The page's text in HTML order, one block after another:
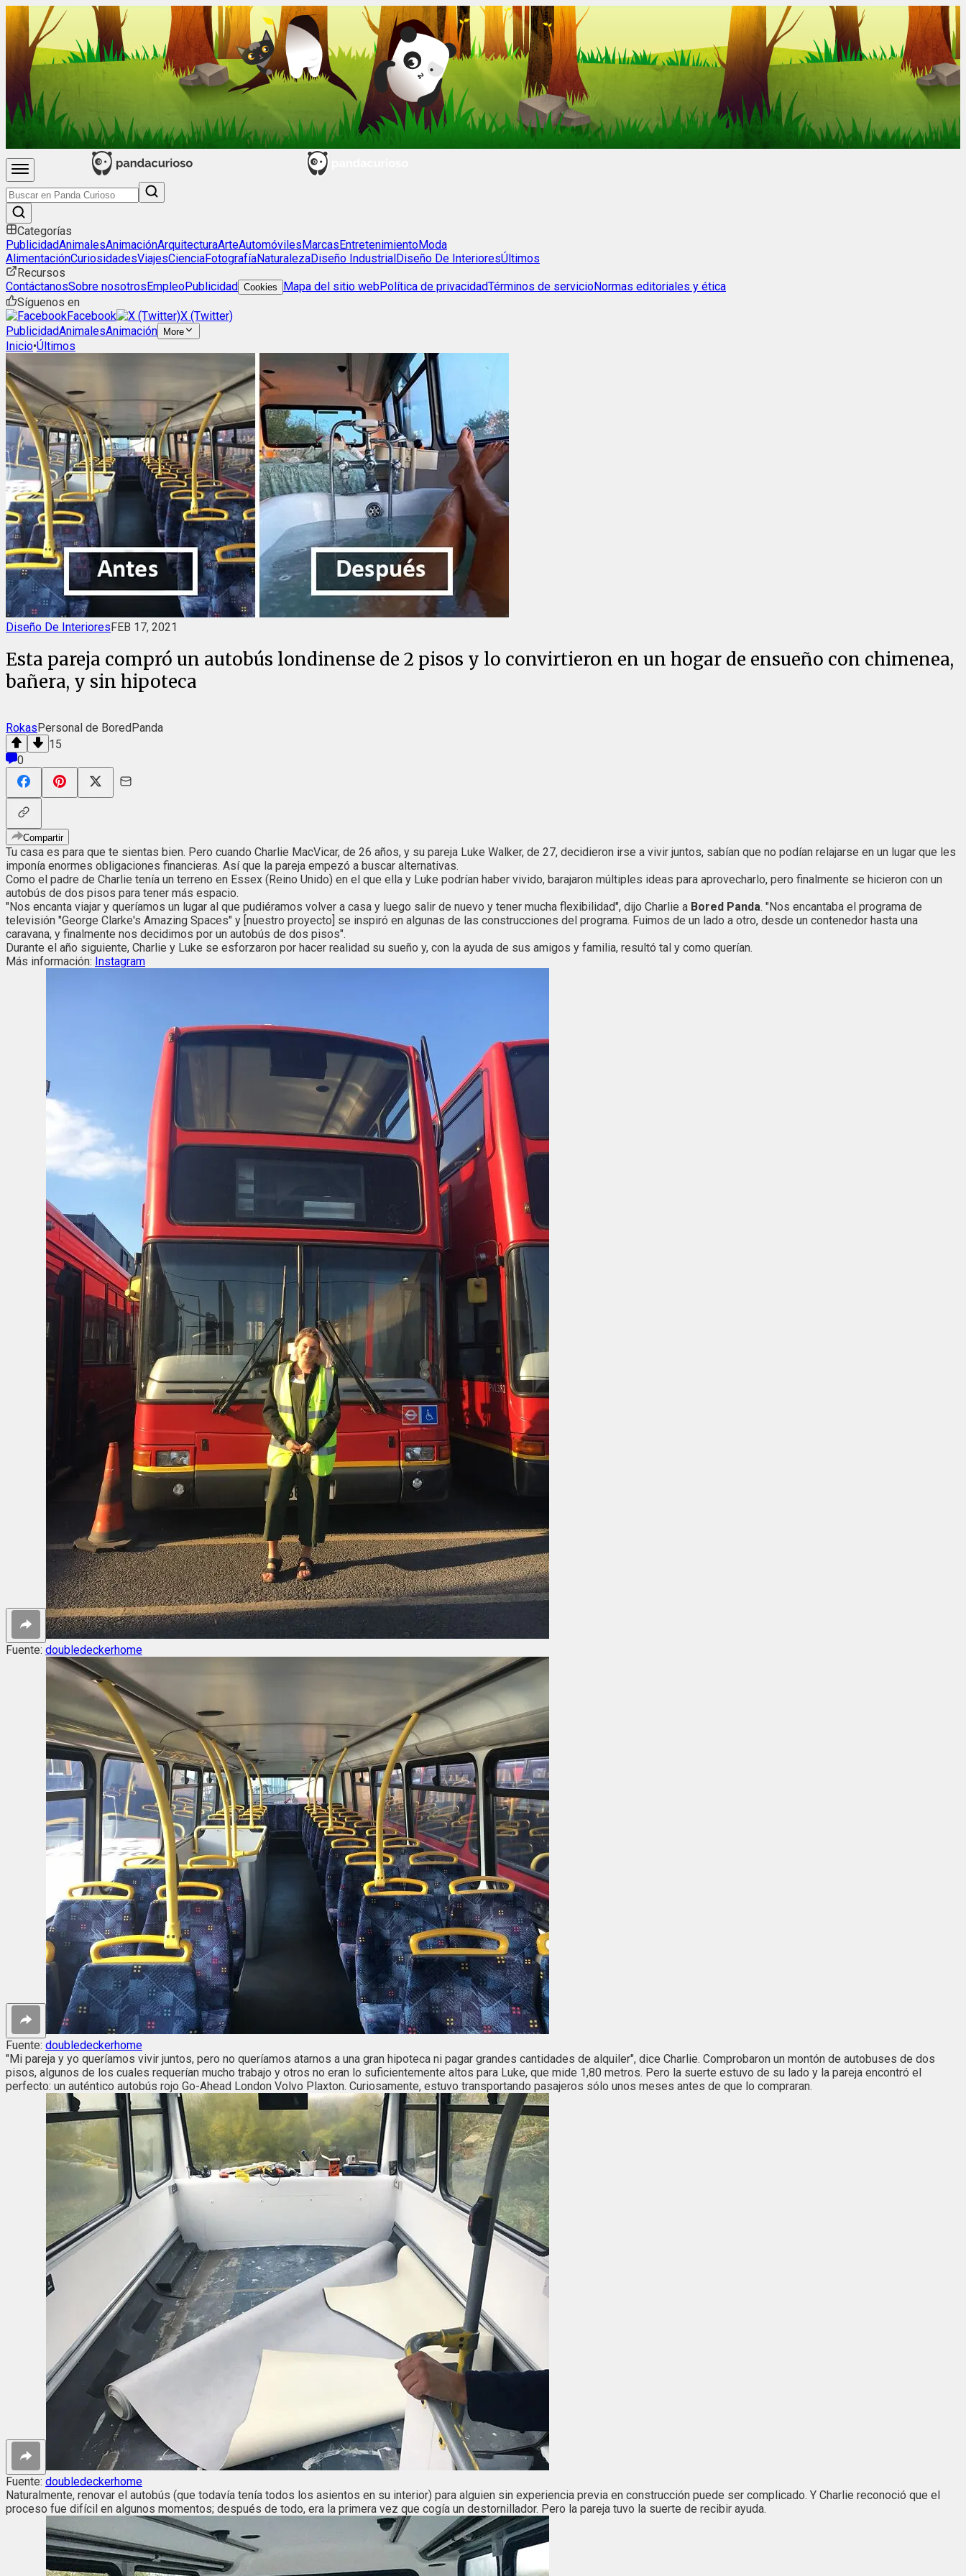
Categorías
PublicidadAnimalesAnimaciónArquitecturaArteAutomóvilesMarcasEntretenimientoModa
AlimentaciónCuriosidadesViajesCienciaFotografíaNaturalezaDiseño IndustrialDiseño De InterioresÚltimos
Recursos
ContáctanosSobre nosotrosEmpleoPublicidad Cookies Mapa del sitio webPolítica de privacidadTérminos de servicioNormas editoriales y ética
Síguenos en
Facebook
X (Twitter)
PublicidadAnimalesAnimación More
Inicio•Últimos
Diseño De InterioresFEB 17, 2021
Esta pareja compró un autobús londinense de 2 pisos y lo convirtieron en un hogar de ensueño con chimenea,
bañera, y sin hipoteca
RokasPersonal de BoredPanda
15
0
Compartir
Tu casa es para que te sientas bien. Pero cuando Charlie MacVicar, de 26 años, y su pareja Luke Walker, de 27, decidieron irse a vivir juntos, sabían que no podían relajarse en un lugar que les
imponía enormes obligaciones financieras. Así que la pareja empezó a buscar alternativas.
Como el padre de Charlie tenía un terreno en Essex (Reino Unido) en el que ella y Luke podrían haber vivido, barajaron múltiples ideas para aprovecharlo, pero finalmente se hicieron con un
autobús de dos pisos para tener más espacio.
"Nos encanta viajar y queríamos un lugar al que pudiéramos volver a casa y luego salir de nuevo y tener mucha flexibilidad", dijo Charlie a Bored Panda. "Nos encantaba el programa de
televisión "George Clarke's Amazing Spaces" y [nuestro proyecto] se inspiró en algunas de las construcciones del programa. Fuimos de un lado a otro, desde un contenedor hasta una
caravana, y finalmente nos decidimos por un autobús de dos pisos".
Durante el año siguiente, Charlie y Luke se esforzaron por hacer realidad su sueño y, con la ayuda de sus amigos y familia, resultó tal y como querían.
Más información: Instagram
Fuente: doubledeckerhome
Fuente: doubledeckerhome
"Mi pareja y yo queríamos vivir juntos, pero no queríamos atarnos a una gran hipoteca ni pagar grandes cantidades de alquiler", dice Charlie. Comprobaron un montón de autobuses de dos
pisos, algunos de los cuales requerían mucho trabajo y otros no eran lo suficientemente altos para Luke, que mide 1,80 metros. Pero la suerte estuvo de su lado y la pareja encontró el
perfecto: un auténtico autobús rojo Go-Ahead London Volvo Plaxton. Curiosamente, estuvo transportando pasajeros sólo unos meses antes de que lo compraran.
Fuente: doubledeckerhome
Naturalmente, renovar el autobús (que todavía tenía todos los asientos en su interior) para alguien sin experiencia previa en construcción puede ser complicado. Y Charlie reconoció que el
proceso fue difícil en algunos momentos; después de todo, era la primera vez que cogía un destornillador. Pero la pareja tuvo la suerte de recibir ayuda.